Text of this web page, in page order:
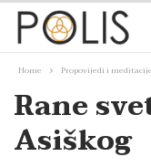
Home Propovijedi i meditacije
Rane
Asiškog